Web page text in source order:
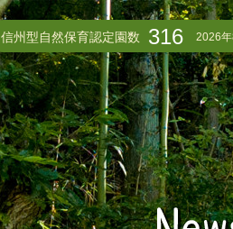
信州型自然保育認定園数 316 2026